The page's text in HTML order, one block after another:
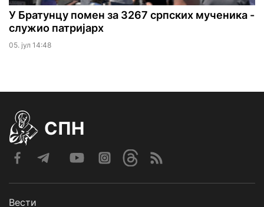
У Братунцу помен за 3267 српских мученика -
служио патријарх
05. јул 14:48
СПН
Вести